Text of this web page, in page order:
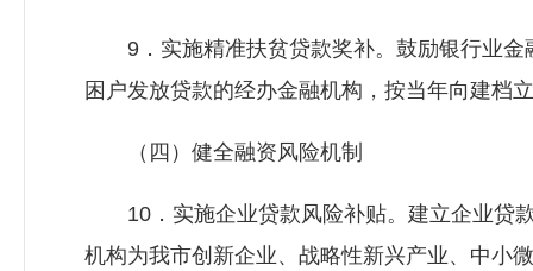
9．实施精准扶贫贷款奖补。鼓励银行业金
困户发放贷款的经办金融机构，按当年向建档
（四）健全融资风险机制
10．实施企业贷款风险补贴。建立企业贷
机构为我市创新企业、战略性新兴产业、中小